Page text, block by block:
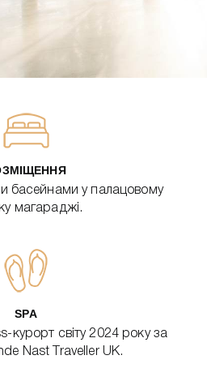
басейнами у палацовому
магараджі.
SPA
курорт світу 2024 року за
Nast Traveller UK.